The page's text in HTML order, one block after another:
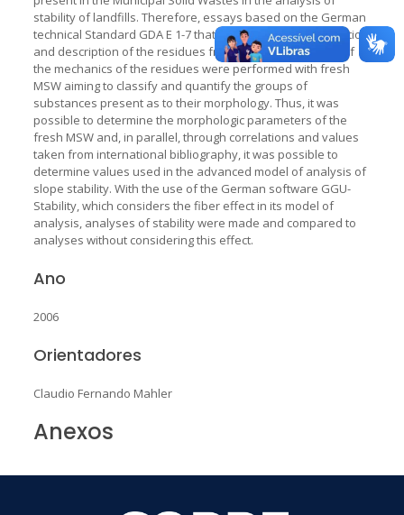
stability of landfills. Therefore, essays based on the German
technical Standard GDA E 1-7 that deals with the identification
and description of the residues from aspects of interest of
the mechanics of the residues were performed with fresh
MSW aiming to classify and quantify the groups of
substances present as to their morphology. Thus, it was
possible to determine the morphologic parameters of the
fresh MSW and, in parallel, through correlations and values
taken from international bibliography, it was possible to
determine values used in the advanced model of analysis of
slope stability. With the use of the German software GGU-
Stability, which considers the fiber effect in its model of
analysis, analyses of stability were made and compared to
analyses without considering this effect.
Ano
2006
Orientadores
Claudio Fernando Mahler
Anexos